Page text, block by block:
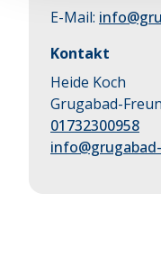
E-Mail:
Kontakt
Heide Koch
Grugabad-
01732300958